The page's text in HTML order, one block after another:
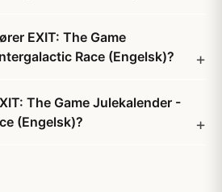
EXIT: The Game
Race (Engelsk)?
The Game Julekalender -
(Engelsk)?